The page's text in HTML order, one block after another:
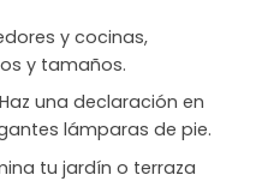
y cocinas,
y tamaños.
una declaración en
lámparas de pie.
tu jardín o terraza